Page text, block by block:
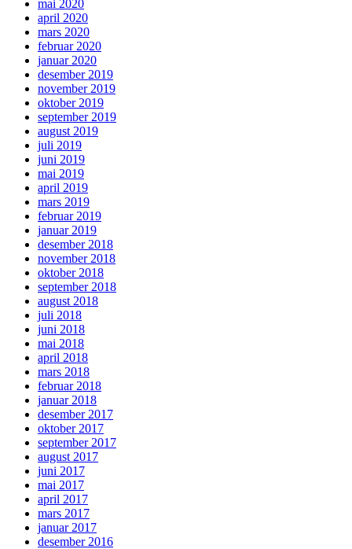
mai 2020
april 2020
mars 2020
februar 2020
januar 2020
desember 2019
november 2019
oktober 2019
september 2019
august 2019
juli 2019
juni 2019
mai 2019
april 2019
mars 2019
februar 2019
januar 2019
desember 2018
november 2018
oktober 2018
september 2018
august 2018
juli 2018
juni 2018
mai 2018
april 2018
mars 2018
februar 2018
januar 2018
desember 2017
oktober 2017
september 2017
august 2017
juni 2017
mai 2017
april 2017
mars 2017
januar 2017
desember 2016